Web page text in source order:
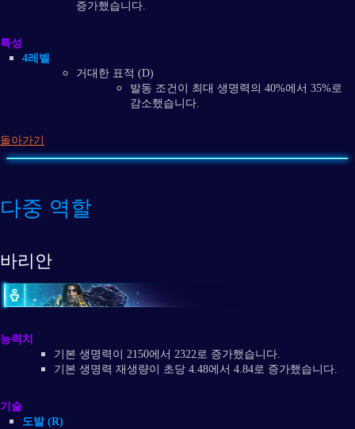
증가했습니다.
특성
4레벨
거대한 표적 (D)
발동 조건이 최대 생명력의 40%에서 35%로
감소했습니다.
돌아가기
다중 역할
바리안
능력치
기본 생명력이 2150에서 2322로 증가했습니다.
기본 생명력 재생량이 초당 4.48에서 4.84로 증가했습니다.
기술
도발 (R)